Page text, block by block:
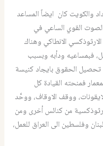
والكويت كان ايضاً المساعد
القوي الساعي في
الانطاكي وهناك
فبمساعيه ودأبه وبسبب
تحصيل الحقوق بايجاد كنيسة
فمنحته القيادة كل
ووقف الاوقاف، ووحَّد
من كنائس أخرى ومن
وفلسطين الى العراق للعمل،